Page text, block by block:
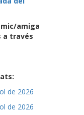
amiga
a través
de 2026
de 2026